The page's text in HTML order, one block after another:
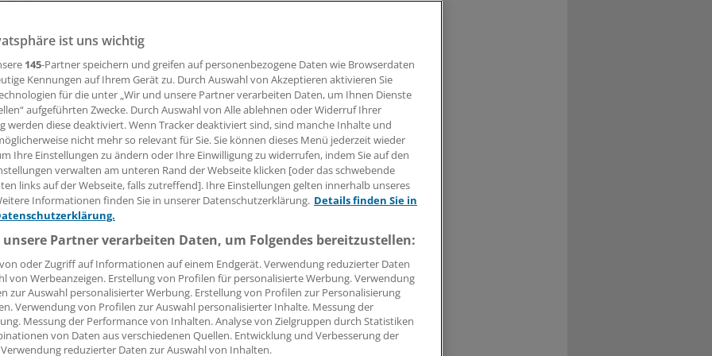
ist auf der Zielgeraden. Zufrieden sind die Ärzte gleichwohl
in der Apotheke und die Reform der Psychotherapeutenausbildung
Leserin, lieber Leser,
Beitrag können Sie lesen, sobald Sie sich eingeloggt haben.
Jetzt anmelden »
Kostenlos registrieren »
vergessen?
ist mit wenigen Klicks erledigt und kostenlos.
des kostenlosen Login:
Analysen, Hintergründe und Infografiken
Interviews und Praxis-Tipps
ist uns wichtig
145-Partner speichern und greifen auf personenbezogene Daten wie Browserdaten
Kennungen auf Ihrem Gerät zu. Durch Auswahl von Akzeptieren aktivieren Sie
für die unter „Wir und unsere Partner verarbeiten Daten, um Ihnen Dienste
aufgeführten Zwecke. Durch Auswahl von Alle ablehnen oder Widerruf Ihrer
werden diese deaktiviert. Wenn Tracker deaktiviert sind, sind manche Inhalte und
nicht mehr so relevant für Sie. Sie können dieses Menü jederzeit wieder
Ihre Einstellungen zu ändern oder Ihre Einwilligung zu widerrufen, indem Sie auf den
verwalten am unteren Rand der Webseite klicken [oder das schwebende
links auf der Webseite, falls zutreffend]. Ihre Einstellungen gelten innerhalb unseres
Informationen finden Sie in unserer Datenschutzerklärung. Details finden Sie in
Partner verarbeiten Daten, um Folgendes bereitzustellen:
oder Zugriff auf Informationen auf einem Endgerät. Verwendung reduzierter Daten
von Werbeanzeigen. Erstellung von Profilen für personalisierte Werbung. Verwendung
zur Auswahl personalisierter Werbung. Erstellung von Profilen zur Personalisierung
Verwendung von Profilen zur Auswahl personalisierter Inhalte. Messung der
Messung der Performance von Inhalten. Analyse von Zielgruppen durch Statistiken
von Daten aus verschiedenen Quellen. Entwicklung und Verbesserung der
reduzierter Daten zur Auswahl von Inhalten.